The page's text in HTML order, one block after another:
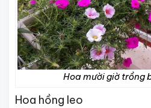
Hoa mười giờ trồng
Hoa hồng leo